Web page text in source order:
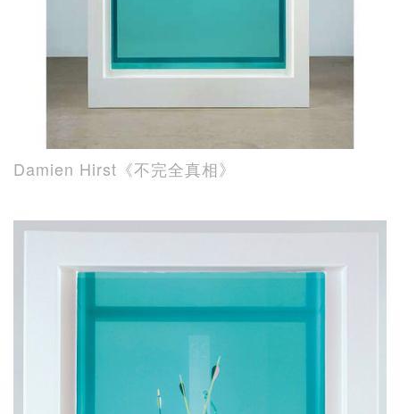
Damien Hirst《不完全真相》